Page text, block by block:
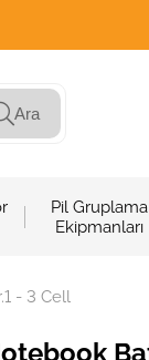
Ara
Pil Gruplama
Ekipmanları
- 3 Cell